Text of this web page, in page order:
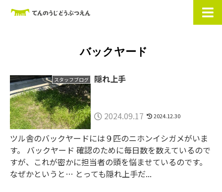
バックヤード
スタッフブログ 隠れ上手
2024.09.17 2024.12.30
ツル舎のバックヤードには９匹のニホンイシガメがいま
す。 バックヤード 確認のために毎日数を数えているので
すが、これが密かに担当者の頭を悩ませているのです。
なぜかというと… とっても隠れ上手だ...